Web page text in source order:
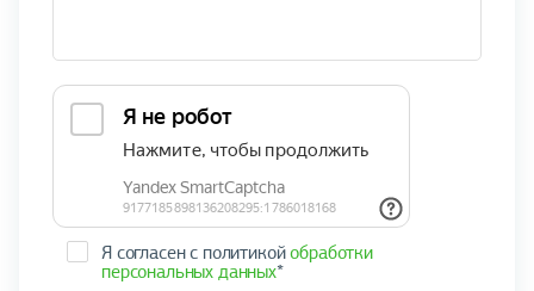
Я согласен с политикойобработки
персональных данных*